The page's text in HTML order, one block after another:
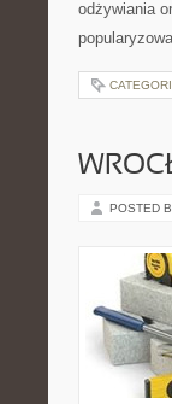
odżywiania
POSTED